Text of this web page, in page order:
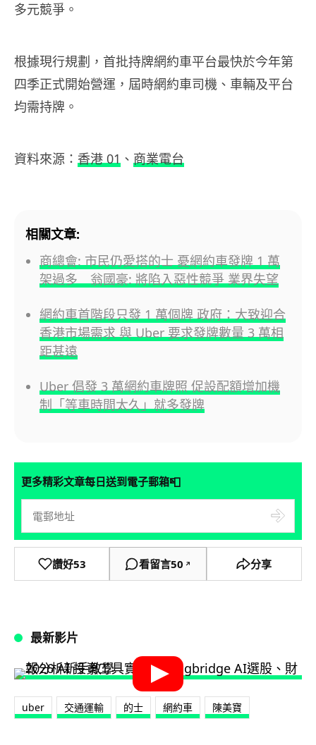
多元競爭。
根據現行規劃，首批持牌網約車平台最快於今年第
四季正式開始營運，屆時網約車司機、車輛及平台
均需持牌。
資料來源： 香港 01 、 商業電台
相關文章:
商總會: 市民仍愛搭的士 憂網約車發牌 1 萬
架過多 翁國豪: 將陷入惡性競爭 業界失望
網約車首階段只發 1 萬個牌 政府：大致迎合
香港市場需求 與 Uber 要求發牌數量 3 萬相
距甚遠
Uber 倡發 3 萬網約車牌照 促設配額增加機
制「等車時間太久」就多發牌
更多精彩文章每日送到電子郵箱📮
讚好53 看留言50 ↗ 分享
最新影片
uber 交通運輸 的士 網約車 陳美寶